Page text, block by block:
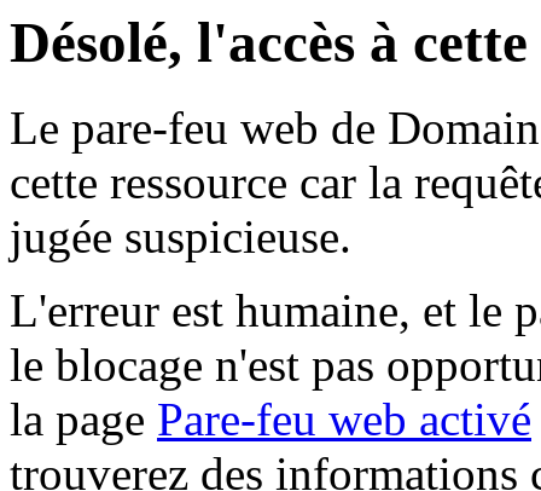
Désolé, l'accès à
Le pare-feu web de
cette ressource car la
jugée suspicieuse.
L'erreur est humaine, et le
le blocage n'est pas
la page Pare-feu web activé
trouverez des informations